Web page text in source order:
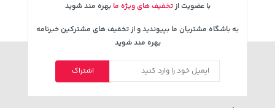
44,380,000 تومان خرید 169,900 تومان
با عضویت ازتخفیف های ویژه ما بهره مند شوید
به باشگاه مشتریان ما بپیوندید و از تخفیف های مشترکین خبرنامه
بهره مند شوید
اشتراک